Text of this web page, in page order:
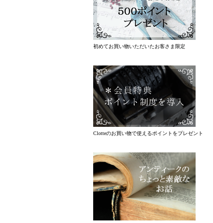
初めてお買い物いただいたお客さま限定
Clotteのお買い物で使えるポイントをプレゼント